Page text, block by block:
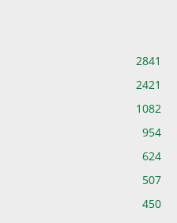
2841
2421
1082
954
624
507
450